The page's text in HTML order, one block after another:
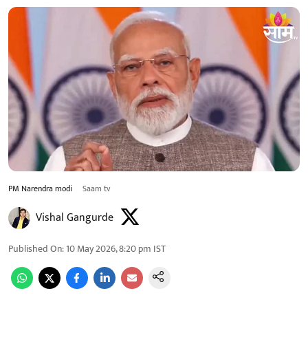
PM Narendra modi Saam tv
Vishal Gangurde
Published On:10 May 2026, 8:20 pm IST